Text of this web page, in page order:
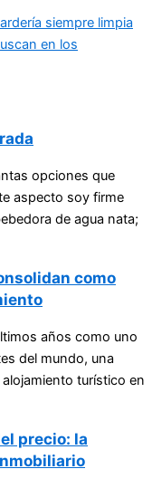
siempre limpia
en los
opciones que
aspecto soy firme
de agua nata;
como
años como uno
del mundo, una
turístico en
precio: la